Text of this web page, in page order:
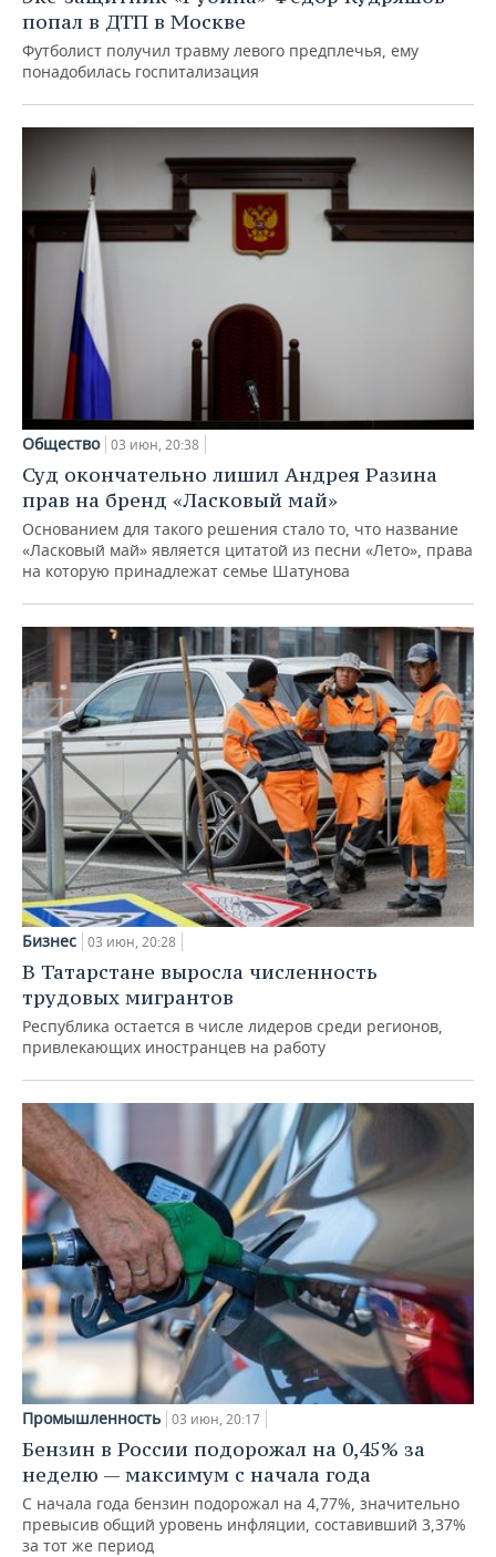
попал в ДТП в Москве
Футболист получил травму левого предплечья, ему
понадобилась госпитализация
Общество 03 июн, 20:38
Суд окончательно лишил Андрея Разина
прав на бренд «Ласковый май»
Основанием для такого решения стало то, что название
«Ласковый май» является цитатой из песни «Лето», права
на которую принадлежат семье Шатунова
Бизнес 03 июн, 20:28
В Татарстане выросла численность
трудовых мигрантов
Республика остается в числе лидеров среди регионов,
привлекающих иностранцев на работу
Промышленность 03 июн, 20:17
Бензин в России подорожал на 0,45% за
неделю — максимум с начала года
С начала года бензин подорожал на 4,77%, значительно
превысив общий уровень инфляции, составивший 3,37%
за тот же период